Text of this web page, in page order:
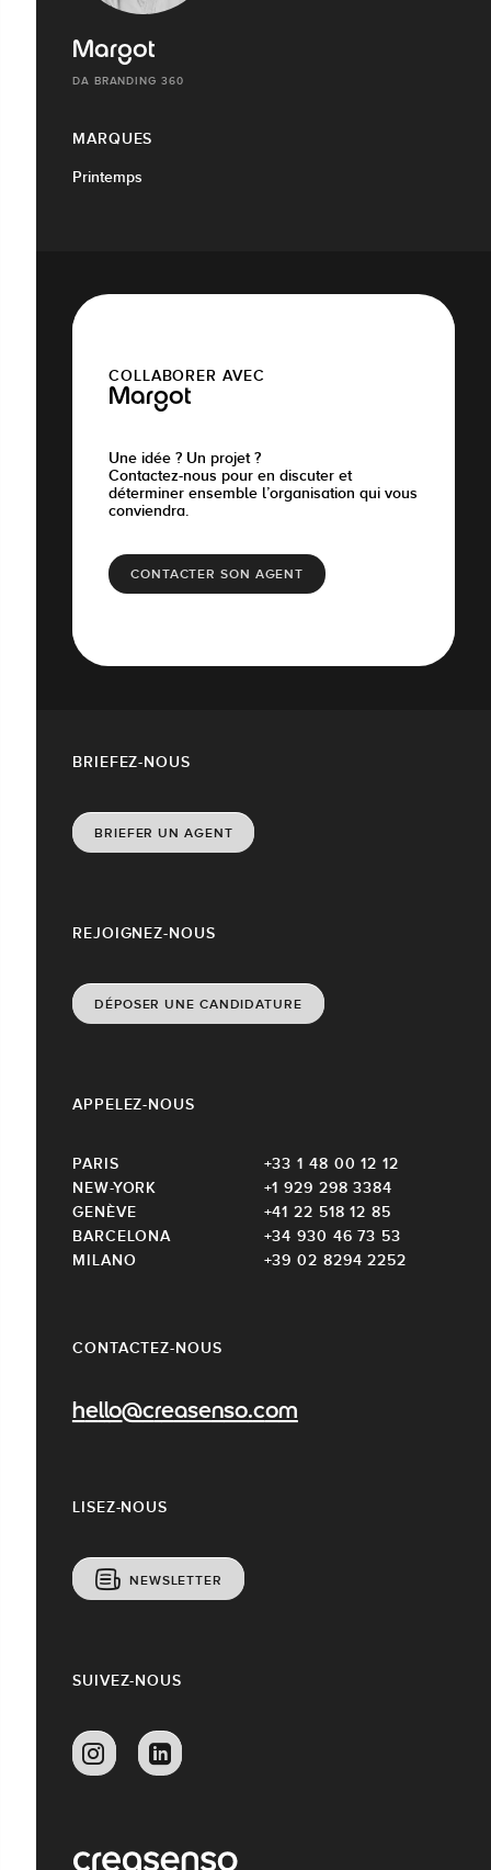
Margot
DA BRANDING 360
MARQUES
Printemps
COLLABORER AVEC
Margot
Une idée ? Un projet ?
Contactez-nous pour en discuter et
déterminer ensemble l’organisation qui vous
conviendra.
CONTACTER SON AGENT
CONTACTEZ-NOUS
hello@creasenso.com
REJOIGNEZ-NOUS
DÉPOSER UNE CANDIDATURE
LISEZ-NOUS
NEWSLETTER
APPELEZ-NOUS
PARIS
+33 1 48 00 12 12
NEW-YORK
+1 929 298 3384
GENÈVE
+41 22 518 12 85
BARCELONA
+34 930 46 73 53
MILANO
+39 02 8294 2252
BRIEFEZ-NOUS
BRIEFER UN AGENT
SUIVEZ-NOUS